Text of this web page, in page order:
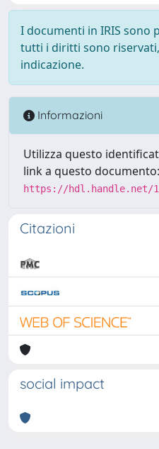
I documenti in IRIS sono
tutti i diritti sono
indicazione.
Informazioni
Utilizza questo
link a questo documento:
https://hdl.handle.net/
Citazioni
social impact